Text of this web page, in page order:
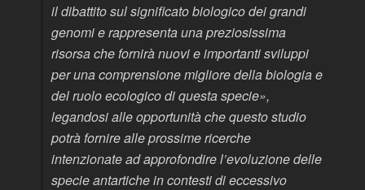
il dibattito sul significato biologico dei grandi
genomi e rappresenta una preziosissima
risorsa che fornirà nuovi e importanti sviluppi
per una comprensione migliore della biologia e
del ruolo ecologico di questa specie»,
legandosi alle opportunità che questo studio
potrà fornire alle prossime ricerche
intenzionate ad approfondire l’evoluzione delle
specie antartiche in contesti di eccessivo